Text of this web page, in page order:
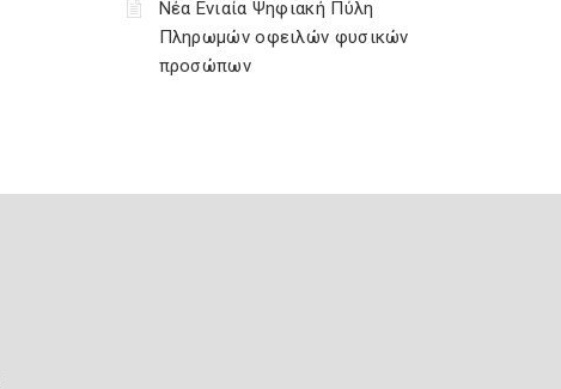
Νέα Ενιαία Ψηφιακή Πύλη
Πληρωμών οφειλών φυσικών
προσώπων